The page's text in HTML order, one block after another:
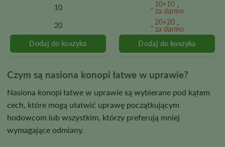
10
20
stronie
10+10 „
” za darmo
20+20 „
” za darmo
stronie
Czym są nasiona konopi łatwe w uprawie?
Nasiona konopi łatwe w uprawie są wybierane pod kątem
cech, które mogą ułatwić uprawę początkującym
hodowcom lub wszystkim, którzy preferują mniej
wymagające odmiany.